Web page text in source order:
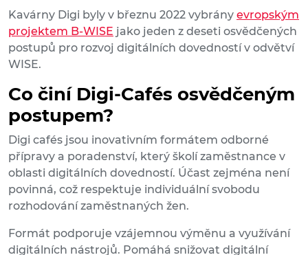
Kavárny Digi byly v březnu 2022 vybrány evropským
projektem B-WISE jako jeden z deseti osvědčených
postupů pro rozvoj digitálních dovedností v odvětví
WISE.
Co činí Digi-Cafés osvědčeným
postupem?
Digi cafés jsou inovativním formátem odborné
přípravy a poradenství, který školí zaměstnance v
oblasti digitálních dovedností. Účast zejména není
povinná, což respektuje individuální svobodu
rozhodování zaměstnaných žen.
Formát podporuje vzájemnou výměnu a využívání
digitálních nástrojů. Pomáhá snižovat digitální